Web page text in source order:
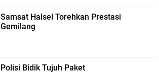
Samsat Halsel Torehkan Prestasi
Gemilang
Polisi Bidik Tujuh Paket